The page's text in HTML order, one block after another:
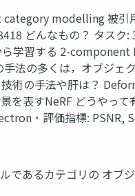
modelling 被引
どんなもの？ タスク
習する 2-component
法の多くは，オブジ
術の手法や肝は？
を表すNeRF どうやっ
･ 評価指標: PSNR,
あるカテゴリの オ